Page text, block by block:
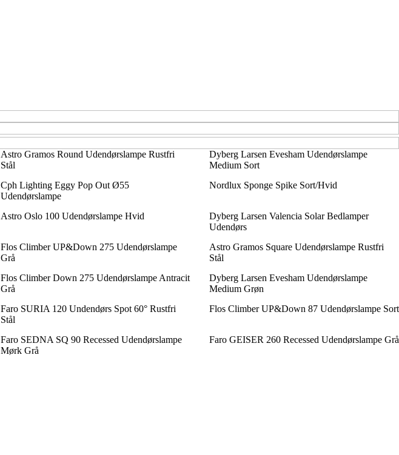
Astro Gramos Round Udendørslampe Rustfri
Stål
Dyberg Larsen Evesham Udendørslampe
Medium Sort
Cph Lighting Eggy Pop Out Ø55
Udendørslampe
Nordlux Sponge Spike Sort/Hvid
Astro Oslo 100 Udendørslampe Hvid
Dyberg Larsen Valencia Solar Bedlamper
Udendørs
Flos Climber UP&Down 275 Udendørslampe
Grå
Astro Gramos Square Udendørslampe Rustfri
Stål
Flos Climber Down 275 Udendørslampe Antracit
Grå
Dyberg Larsen Evesham Udendørslampe
Medium Grøn
Faro SURIA 120 Undendørs Spot 60° Rustfri
Stål
Flos Climber UP&Down 87 Udendørslampe Sort
Faro SEDNA SQ 90 Recessed Udendørslampe
Mørk Grå
Faro GEISER 260 Recessed Udendørslampe Grå